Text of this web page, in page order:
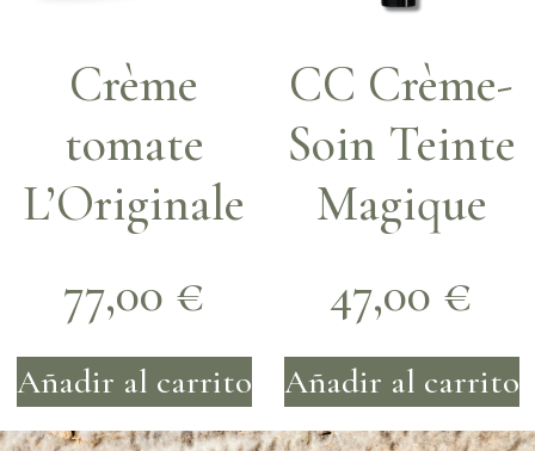
Crème
tomate
L’Originale
77,00 €
Añadir al carrito
CC Crème-
Soin Teinte
Magique
47,00 €
Añadir al carrito